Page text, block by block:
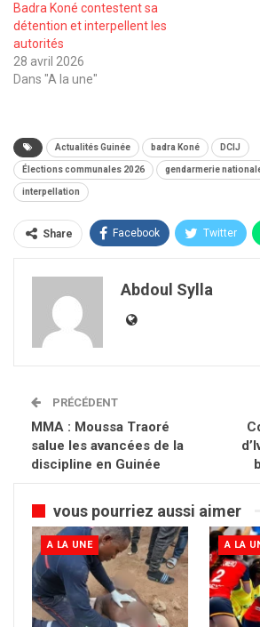
Badra Koné contestent sa
détention et interpellent les
autorités
28 avril 2026
Dans "A la une"
Actualités Guinée badra Koné DCIJ
Élections communales 2026 gendarmerie
interpellation
Share Facebook Twitter
Abdoul Sylla
PRÉCÉDENT
MMA : Moussa Traoré
salue les avancées de la
discipline en Guinée
vous pourriez aussi aimer
A LA UNE A LA